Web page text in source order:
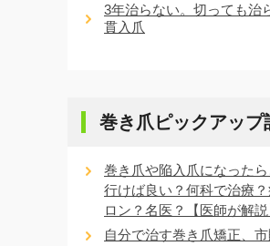
3年治らない。切っても治
貫入爪
巻き爪ピックアップ
巻き爪や陥入爪になった
行けば良い？何科で治療
ロン？名医？【医師が解説
自分で治す巻き爪矯正、